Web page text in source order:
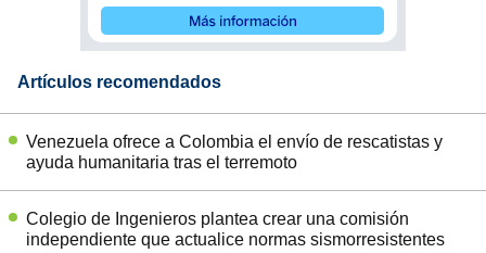
Artículos recomendados
Venezuela ofrece a Colombia el envío de rescatistas y
ayuda humanitaria tras el terremoto
Colegio de Ingenieros plantea crear una comisión
independiente que actualice normas sismorresistentes